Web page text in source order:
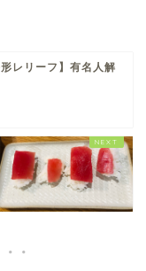
形レリーフ】有名人解